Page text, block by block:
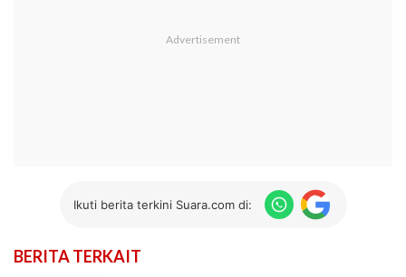
Ikuti berita terkini Suara.com di:
BERITA TERKAIT